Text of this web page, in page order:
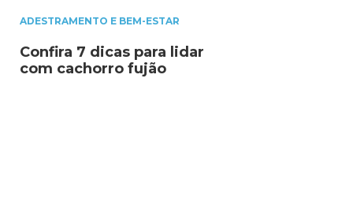
ADESTRAMENTO E BEM-ESTAR
Confira 7 dicas para lidar
com cachorro fujão